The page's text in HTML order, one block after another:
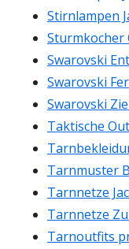
Stirnlampen
Sturmkocher
Swarovski
Swarovski
Swarovski
Taktische
Tarnmuster
Tarnnetze
Tarnnetze
Tarnoutfits